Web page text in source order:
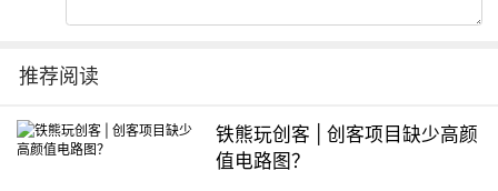
推荐阅读
铁熊玩创客 | 创客项目缺少高颜
值电路图？